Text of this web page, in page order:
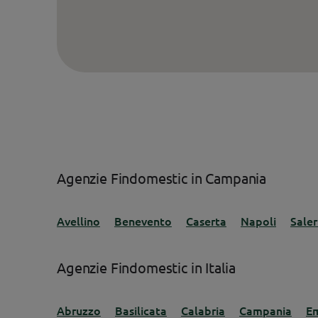
Agenzie Findomestic in Campania
Avellino Benevento Caserta Napoli
Agenzie Findomestic in Italia
Abruzzo Basilicata Calabria Campania